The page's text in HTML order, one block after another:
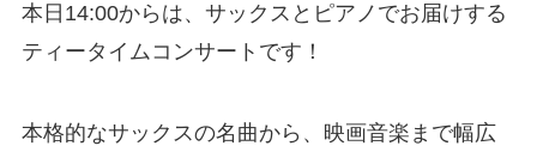
本日14:00からは、サックスとピアノでお届けする
ティータイムコンサートです！
本格的なサックスの名曲から、映画音楽まで幅広